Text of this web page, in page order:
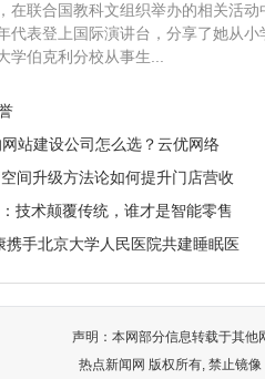
在联合国教科文组织举办的相关活
代表登上国际演讲台，分享了她从
学伯克利分校从事生...
站建设公司怎么选？云优网络
间升级方法论如何提升门店营收
技术颠覆传统，谁才是智能零售
手北京大学人民医院共建睡眠医
声明：本网部分信息转载于其他
热点新闻网 版权所有, 禁止镜